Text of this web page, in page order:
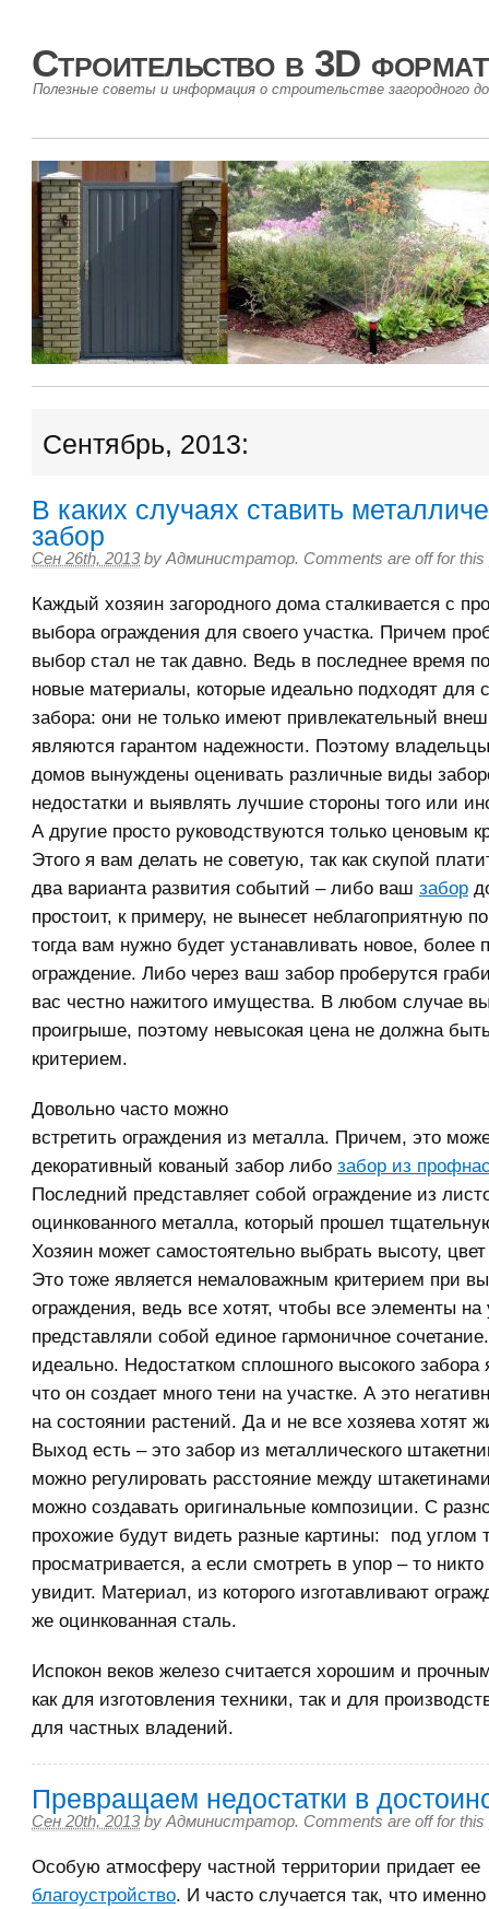
Строительство в 3D
Полезные советы и информация о строительстве загородного
Сентябрь, 2013:
В каких случаях ставить
забор
Сен 26th, 2013 by Администратор. Comments are off for this
Каждый хозяин загородного дома сталкивается с
выбора ограждения для своего участка. Причем
выбор стал не так давно. Ведь в последнее время
новые материалы, которые идеально подходят для
забора: они не только имеют привлекательный
являются гарантом надежности. Поэтому
домов вынуждены оценивать различные виды
недостатки и выявлять лучшие стороны того или
А другие просто руководствуются только ценовым
Этого я вам делать не советую, так как скупой
два варианта развития событий – либо ваш забор
простоит, к примеру, не вынесет неблагоприятную
тогда вам нужно будет устанавливать новое, более
ограждение. Либо через ваш забор проберутся
вас честно нажитого имущества. В любом случае
проигрыше, поэтому невысокая цена не должна
критерием.
Довольно часто можно
встретить ограждения из металла. Причем, это
декоративный кованый забор либо забор из
Последний представляет собой ограждение из
оцинкованного металла, который прошел
Хозяин может самостоятельно выбрать высоту,
Это тоже является немаловажным критерием при
ограждения, ведь все хотят, чтобы все элементы на
представляли собой единое гармоничное
идеально. Недостатком сплошного высокого забора
что он создает много тени на участке. А это
на состоянии растений. Да и не все хозяева хотят
Выход есть – это забор из металлического
можно регулировать расстояние между
можно создавать оригинальные композиции. С
прохожие будут видеть разные картины: под углом
просматривается, а если смотреть в упор – то никто
увидит. Материал, из которого изготавливают
же оцинкованная сталь.
Испокон веков железо считается хорошим и
как для изготовления техники, так и для
для частных владений.
Превращаем недостатки в
Сен 20th, 2013 by Администратор. Comments are off for this
Особую атмосферу частной территории придает ее
благоустройство. И часто случается так, что именно